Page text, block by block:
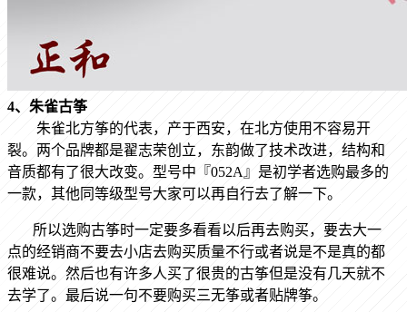
4、朱雀古筝
朱雀北方筝的代表，产于西安，在北方使用不容易开
裂。两个品牌都是翟志荣创立，东韵做了技术改进，结构和
音质都有了很大改变。型号中『052A』是初学者选购最多的
一款，其他同等级型号大家可以再自行去了解一下。
所以选购古筝时一定要多看看以后再去购买，要去大一
点的经销商不要去小店去购买质量不行或者说是不是真的都
很难说。然后也有许多人买了很贵的古筝但是没有几天就不
去学了。最后说一句不要购买三无筝或者贴牌筝。